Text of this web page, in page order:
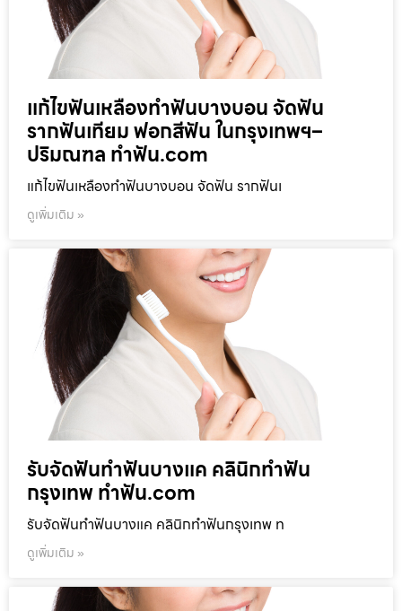
แก้ไขฟันเหลืองทำฟันบางบอน จัดฟัน
รากฟันเทียม ฟอกสีฟัน ในกรุงเทพฯ–
ปริมณฑล ทำฟัน.com
แก้ไขฟันเหลืองทำฟันบางบอน จัดฟัน รากฟันเ
ดูเพิ่มเติม »
รับจัดฟันทำฟันบางแค คลินิกทำฟัน
กรุงเทพ ทำฟัน.com
รับจัดฟันทำฟันบางแค คลินิกทำฟันกรุงเทพ ท
ดูเพิ่มเติม »